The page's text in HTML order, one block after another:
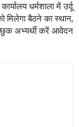
धर्मशाला में उर्दू
मिलेगा बैठने का स्थान,
अभ्यर्थी करें आवेदन